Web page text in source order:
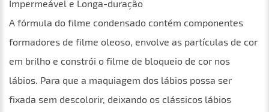
Impermeável e Longa-duração
A fórmula do filme condensado contém componentes
formadores de filme oleoso, envolve as partículas de cor
em brilho e constrói o filme de bloqueio de cor nos
lábios. Para que a maquiagem dos lábios possa ser
fixada sem descolorir, deixando os clássicos lábios